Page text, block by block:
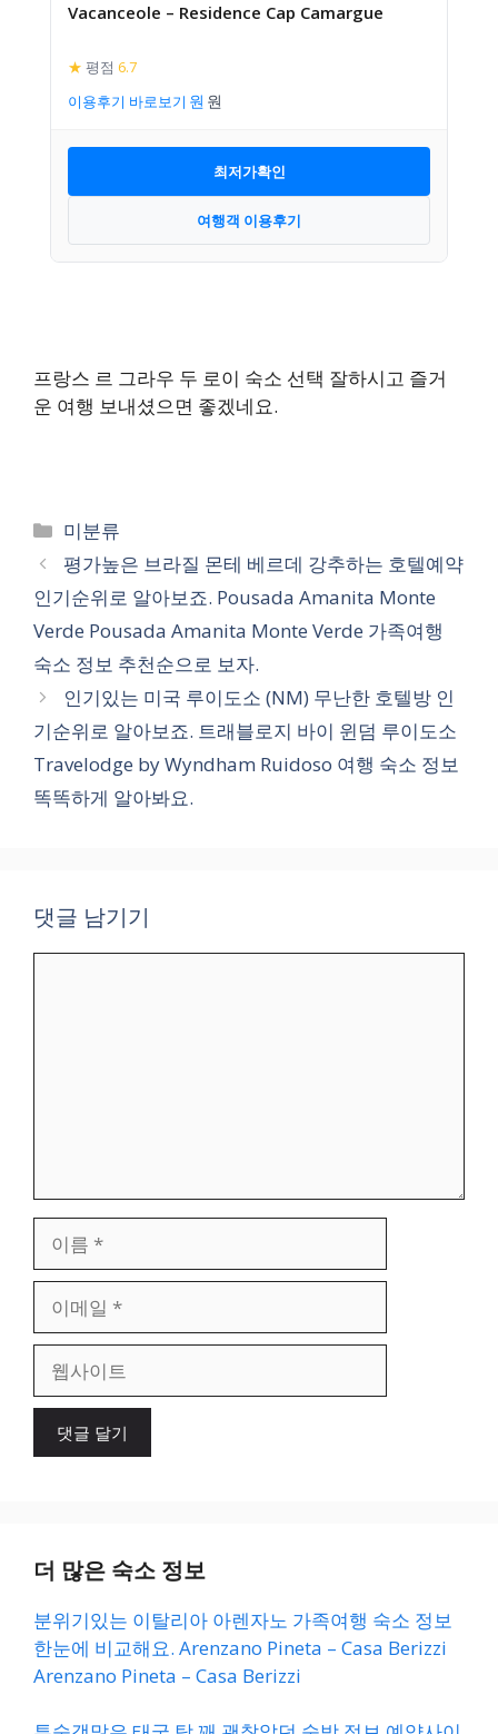
Vacanceole – Residence Cap Camargue
★ 평점 6.7
이용후기 바로보기
최저가확인
여행객 이용후기
프랑스 르 그라우 두 로이 숙소 선택 잘하시고 즐거
운 여행 보내셨으면 좋겠네요.
카
테
고
리
미분류
평가높은 브라질 몬테 베르데 강추하는 호텔예약
인기순위로 알아보죠. Pousada Amanita Monte
Verde Pousada Amanita Monte Verde 가족여행
숙소 정보 추천순으로 보자.
인기있는 미국 루이도소 (NM) 무난한 호텔방 인
기순위로 알아보죠. 트래블로지 바이 윈덤 루이도소
Travelodge by Wyndham Ruidoso 여행 숙소 정보
똑똑하게 알아봐요.
댓글 남기기
일
이
더 많은 숙소 정보
분위기있는 이탈리아 아렌자노 가족여행 숙소 정보
한눈에 비교해요. Arenzano Pineta – Casa Berizzi
Arenzano Pineta – Casa Berizzi